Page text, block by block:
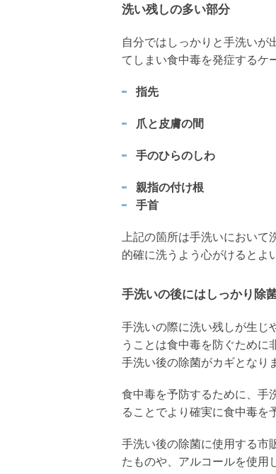
洗い残しの多い部分
自分ではしっかりと手洗いが
てしまい食中毒を発症するケ
指先
爪と皮膚の間
手のひらのしわ
親指の付け根
手首
上記の箇所は手洗いにおい
的確に洗うよう心がけるとよ
手洗いの後にはしっかり除
手洗いの際に洗い残しが生じ
うことは食中毒を防ぐために
手洗い後の除菌がカギとなり
食中毒を予防するために、手
ることでより確実に食中毒を
手洗い後の除菌に使用する市
たものや、アルコールを使用